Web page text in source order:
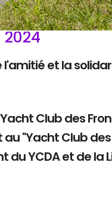
2024
et la
Club des
"Yacht Club
du YCDA et de la